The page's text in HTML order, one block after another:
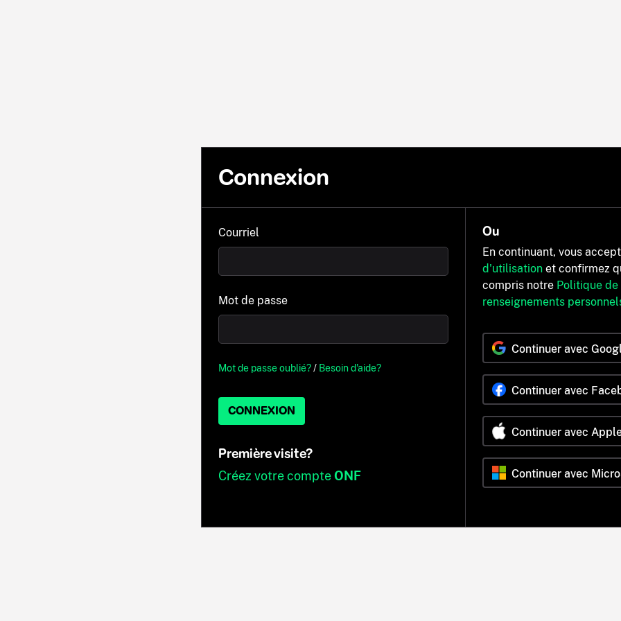
Connexion
Courriel
Mot de passe
Mot de passe oublié?/ Besoin d'aide?
CONNEXION
Première visite?
Créez votre compteONF
Ou
En continuant, vous
d'utilisation et confirmez
compris notre Politique
renseignements
Continuer avec
Continuer avec
Continuer avec
Continuer avec